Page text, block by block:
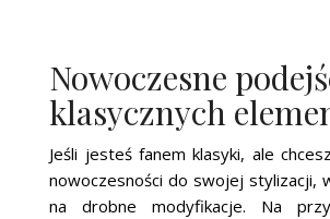
Nowoczesne
klasycznych
Jeśli jesteś fanem klasyki, ale
nowoczesności do swojej stylizacji,
na drobne modyfikacje. Na